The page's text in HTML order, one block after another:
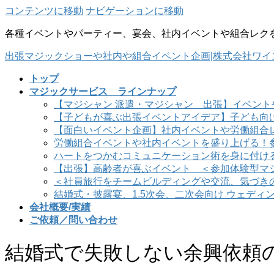
コンテンツに移動 ナビゲーションに移動
各種イベントやパーティー、宴会、社内イベントや組合レ
出張マジックショーや社内や組合イベント企画|株式会社ワ
トップ
マジックサービス ラインナップ
【マジシャン 派遣・マジシャン 出張】イベン
【子どもが喜ぶ出張イベントアイデア】子ども
【面白いイベント企画】社内イベントや労働組
労働組合イベントや社内イベントを盛り上げる
ハートをつかむコミュニケーション術を身に付け
【出張】高齢者が喜ぶイベント ＜参加体験型マ
＜社員旅行をチームビルディングや交流、気づ
結婚式・披露宴、1.5次会、二次会向け ウェディ
会社概要/実績
ご依頼／問い合わせ
結婚式で失敗しない余興依頼